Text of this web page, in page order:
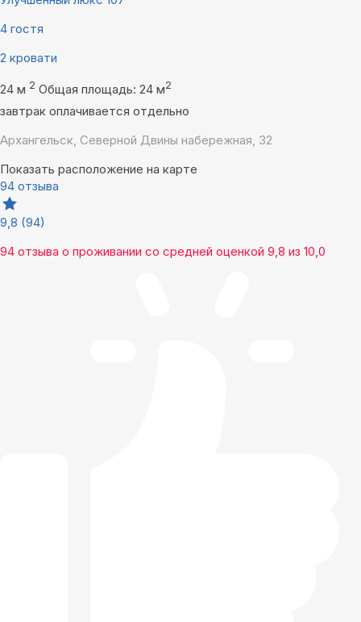
4 гостя
2 кровати
24 м 2 Общая площадь: 24 м2
завтрак оплачивается отдельно
Архангельск, Северной Двины набережная, 32
Показать расположение на карте
94 отзыва
9,8 (94)
94 отзыва о проживании со средней оценкой 9,8 из 10,0